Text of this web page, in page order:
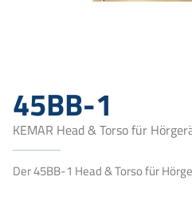
45BB-1
KEMAR Head & Torso für
Der 45BB-1 Head & Torso für